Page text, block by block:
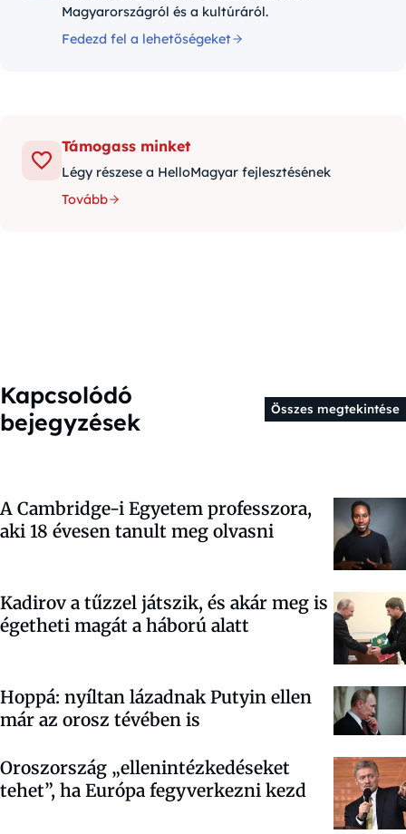
Magyarországról és a kultúráról.
Fedezd fel a lehetőségeket
Támogass minket
Légy részese a HelloMagyar fejlesztésének
Tovább
Kapcsolódó
bejegyzések
Összes megtekintése
A Cambridge-i Egyetem professzora,
aki 18 évesen tanult meg olvasni
Kadirov a tűzzel játszik, és akár meg is
égetheti magát a háború alatt
Hoppá: nyíltan lázadnak Putyin ellen
már az orosz tévében is
Oroszország „ellenintézkedéseket
tehet”, ha Európa fegyverkezni kezd